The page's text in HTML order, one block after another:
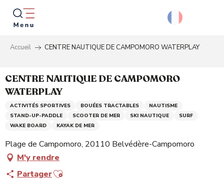
Aller
contenu
principal
Accueil CENTRE NAUTIQUE DE CAMPOMORO WATERPLAY
CENTRE NAUTIQUE DE CAMPOMORO
WATERPLAY
ACTIVITÉS SPORTIVES BOUÉES TRACTABLES
NAUTISME
STAND-UP-PADDLE
SCOOTER DE MER SKI NAUTIQUE
SURF
WAKE BOARD
KAYAK DE MER
Plage de Campomoro, 20110 Belvédère-Campomoro
M'y rendre
PartagerAjouter aux favoris